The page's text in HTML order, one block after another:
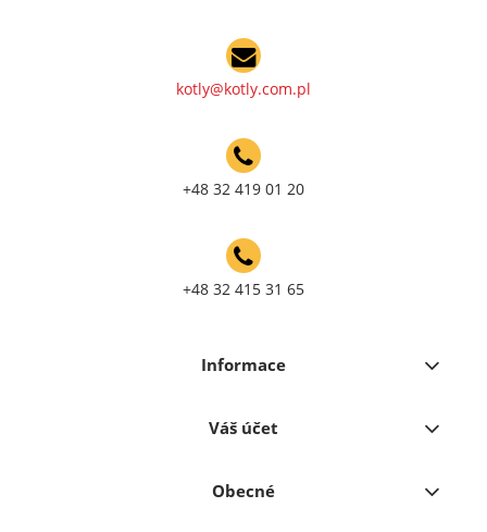
kotly@kotly.com.pl
+48 32 419 01 20
+48 32 415 31 65
Informace
Váš účet
Obecné